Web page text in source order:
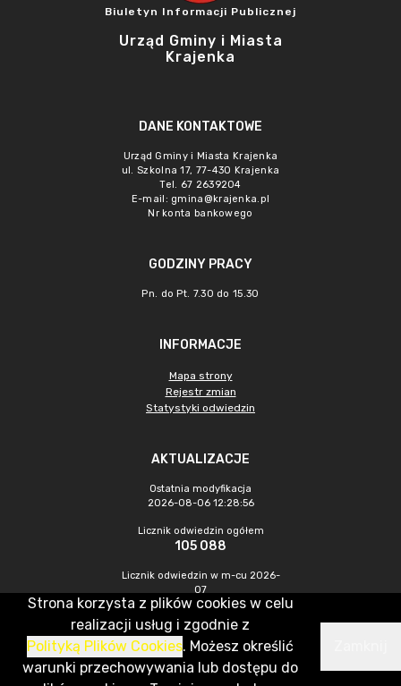
Biuletyn Informacji Publicznej
Urząd Gminy i Miasta
Krajenka
DANE KONTAKTOWE
Urząd Gminy i Miasta Krajenka
ul. Szkolna 17, 77-430 Krajenka
Tel. 67 2639204
E-mail: gmina@krajenka.pl
Nr konta bankowego
GODZINY PRACY
Pn. do Pt. 7.30 do 15.30
INFORMACJE
Mapa strony
Rejestr zmian
Statystyki odwiedzin
AKTUALIZACJE
Ostatnia modyfikacja
2026-08-06 12:28:56
Licznik odwiedzin ogółem
105 088
Licznik odwiedzin w m-cu 2026-
07
464
CMS & Hosting: Nefeni Sp. z o.o.
Strona korzysta z plików cookies w celu
realizacji usług i zgodnie z
Polityką Plików Cookies. Możesz określić
warunki przechowywania lub dostępu do